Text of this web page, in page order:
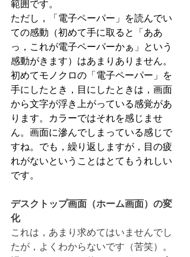
範囲です。
ただし，「電子ペーパー」を読んでい
ての感動（初めて手に取ると「ああ
っ，これが電子ペーパーかぁ」という
感動がきます）はあまりありません。
初めてモノクロの「電子ペーパー」を
手にしたとき，目にしたときは，画面
から文字が浮き上がっている感覚があ
ります。カラーではそれを感じませ
ん。画面に滲んでしまっている感じで
すね。でも，繰り返しますが，目の疲
れがないということはとてもうれしい
です。
デスクトップ画面（ホーム画面）の変
化
これは，あまり求めてはいませんでし
たが，よくわからないです（苦笑）。